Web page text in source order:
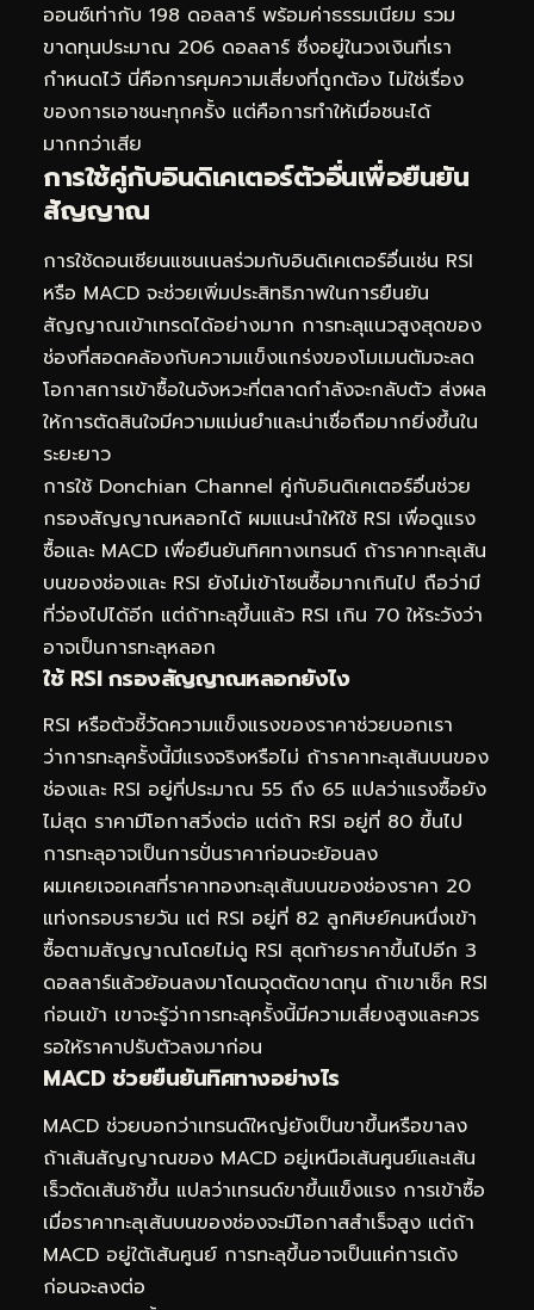
ออนซ์เท่ากับ 198 ดอลลาร์ พร้อมค่าธรรมเนียม รวม
ขาดทุนประมาณ 206 ดอลลาร์ ซึ่งอยู่ในวงเงินที่เรา
กำหนดไว้ นี่คือการคุมความเสี่ยงที่ถูกต้อง ไม่ใช่เรื่อง
ของการเอาชนะทุกครั้ง แต่คือการทำให้เมื่อชนะได้
มากกว่าเสีย
การใช้คู่กับอินดิเคเตอร์ตัวอื่นเพื่อยืนยัน
สัญญาณ
การใช้ดอนเชียนแชนเนลร่วมกับอินดิเคเตอร์อื่นเช่น RSI
หรือ MACD จะช่วยเพิ่มประสิทธิภาพในการยืนยัน
สัญญาณเข้าเทรดได้อย่างมาก การทะลุแนวสูงสุดของ
ช่องที่สอดคล้องกับความแข็งแกร่งของโมเมนตัมจะลด
โอกาสการเข้าซื้อในจังหวะที่ตลาดกำลังจะกลับตัว ส่งผล
ให้การตัดสินใจมีความแม่นยำและน่าเชื่อถือมากยิ่งขึ้นใน
ระยะยาว
การใช้ Donchian Channel คู่กับอินดิเคเตอร์อื่นช่วย
กรองสัญญาณหลอกได้ ผมแนะนำให้ใช้ RSI เพื่อดูแรง
ซื้อและ MACD เพื่อยืนยันทิศทางเทรนด์ ถ้าราคาทะลุเส้น
บนของช่องและ RSI ยังไม่เข้าโซนซื้อมากเกินไป ถือว่ามี
ที่ว่องไปได้อีก แต่ถ้าทะลุขึ้นแล้ว RSI เกิน 70 ให้ระวังว่า
อาจเป็นการทะลุหลอก
ใช้ RSI กรองสัญญาณหลอกยังไง
RSI หรือตัวชี้วัดความแข็งแรงของราคาช่วยบอกเรา
ว่าการทะลุครั้งนี้มีแรงจริงหรือไม่ ถ้าราคาทะลุเส้นบนของ
ช่องและ RSI อยู่ที่ประมาณ 55 ถึง 65 แปลว่าแรงซื้อยัง
ไม่สุด ราคามีโอกาสวิ่งต่อ แต่ถ้า RSI อยู่ที่ 80 ขึ้นไป
การทะลุอาจเป็นการปั่นราคาก่อนจะย้อนลง
ผมเคยเจอเคสที่ราคาทองทะลุเส้นบนของช่องราคา 20
แท่งกรอบรายวัน แต่ RSI อยู่ที่ 82 ลูกศิษย์คนหนึ่งเข้า
ซื้อตามสัญญาณโดยไม่ดู RSI สุดท้ายราคาขึ้นไปอีก 3
ดอลลาร์แล้วย้อนลงมาโดนจุดตัดขาดทุน ถ้าเขาเช็ค RSI
ก่อนเข้า เขาจะรู้ว่าการทะลุครั้งนี้มีความเสี่ยงสูงและควร
รอให้ราคาปรับตัวลงมาก่อน
MACD ช่วยยืนยันทิศทางอย่างไร
MACD ช่วยบอกว่าเทรนด์ใหญ่ยังเป็นขาขึ้นหรือขาลง
ถ้าเส้นสัญญาณของ MACD อยู่เหนือเส้นศูนย์และเส้น
เร็วตัดเส้นช้าขึ้น แปลว่าเทรนด์ขาขึ้นแข็งแรง การเข้าซื้อ
เมื่อราคาทะลุเส้นบนของช่องจะมีโอกาสสำเร็จสูง แต่ถ้า
MACD อยู่ใต้เส้นศูนย์ การทะลุขึ้นอาจเป็นแค่การเด้ง
ก่อนจะลงต่อ